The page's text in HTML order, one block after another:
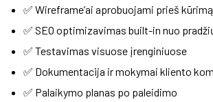
✅ Wireframe’ai aprobuojami prieš kūrimą
✅ SEO optimizavimas built-in nuo
✅ Testavimas visuose įrenginiuose
✅ Dokumentacija ir mokymai kliento
✅ Palaikymo planas po paleidimo